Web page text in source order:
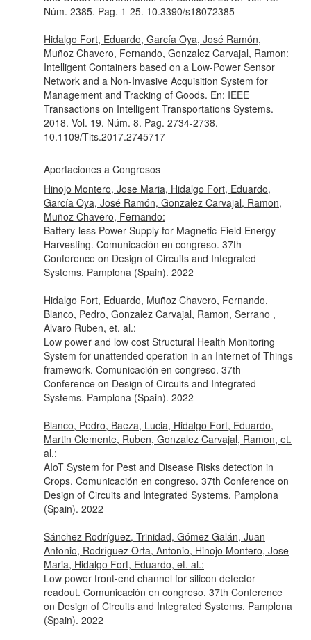
Núm. 2385. Pag. 1-25. 10.3390/s18072385
Hidalgo Fort, Eduardo, García Oya, José Ramón,
Muñoz Chavero, Fernando, Gonzalez Carvajal, Ramon:
Intelligent Containers based on a Low-Power Sensor
Network and a Non-Invasive Acquisition System for
Management and Tracking of Goods. En: IEEE
Transactions on Intelligent Transportations Systems.
2018. Vol. 19. Núm. 8. Pag. 2734-2738.
10.1109/Tits.2017.2745717
Aportaciones a Congresos
Hinojo Montero, Jose Maria, Hidalgo Fort, Eduardo,
García Oya, José Ramón, Gonzalez Carvajal, Ramon,
Muñoz Chavero, Fernando:
Battery-less Power Supply for Magnetic-Field Energy
Harvesting. Comunicación en congreso. 37th
Conference on Design of Circuits and Integrated
Systems. Pamplona (Spain). 2022
Hidalgo Fort, Eduardo, Muñoz Chavero, Fernando,
Blanco, Pedro, Gonzalez Carvajal, Ramon, Serrano ,
Alvaro Ruben, et. al.:
Low power and low cost Structural Health Monitoring
System for unattended operation in an Internet of Things
framework. Comunicación en congreso. 37th
Conference on Design of Circuits and Integrated
Systems. Pamplona (Spain). 2022
Blanco, Pedro, Baeza, Lucia, Hidalgo Fort, Eduardo,
Martin Clemente, Ruben, Gonzalez Carvajal, Ramon, et.
al.:
AIoT System for Pest and Disease Risks detection in
Crops. Comunicación en congreso. 37th Conference on
Design of Circuits and Integrated Systems. Pamplona
(Spain). 2022
Sánchez Rodríguez, Trinidad, Gómez Galán, Juan
Antonio, Rodríguez Orta, Antonio, Hinojo Montero, Jose
Maria, Hidalgo Fort, Eduardo, et. al.:
Low power front-end channel for silicon detector
readout. Comunicación en congreso. 37th Conference
on Design of Circuits and Integrated Systems. Pamplona
(Spain). 2022